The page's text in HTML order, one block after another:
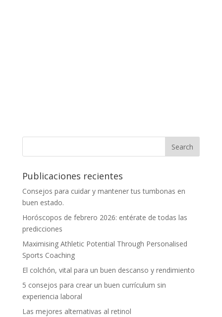
Publicaciones recientes
Consejos para cuidar y mantener tus tumbonas en
buen estado.
Horóscopos de febrero 2026: entérate de todas las
predicciones
Maximising Athletic Potential Through Personalised
Sports Coaching
El colchón, vital para un buen descanso y rendimiento
5 consejos para crear un buen currículum sin
experiencia laboral
Las mejores alternativas al retinol